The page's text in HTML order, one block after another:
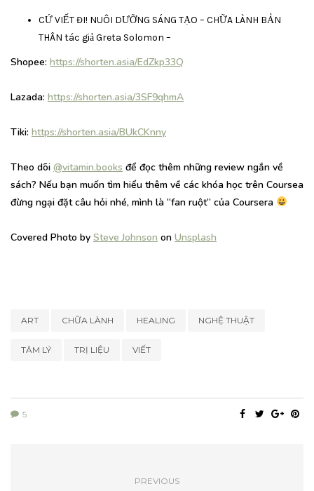
CỨ VIẾT ĐI! NUÔI DƯỠNG SÁNG TẠO – CHỮA LÀNH BẢN
THÂN tác giả Greta Solomon –
Shopee: https://shorten.asia/EdZkp33Q
Lazada: https://shorten.asia/3SF9qhmA
Tiki: https://shorten.asia/BUkCKnny
Theo dõi @vitamin.books để đọc thêm những review ngắn về
sách? Nếu bạn muốn tìm hiểu thêm về các khóa học trên Coursea
đừng ngại đặt câu hỏi nhé, mình là “fan ruột” của Coursera
Covered Photo by Steve Johnson on Unsplash
ART CHỮA LÀNH HEALING NGHỆ THUẬT
TÂM LÝ TRỊ LIỆU VIẾT
5
PREVIOUS